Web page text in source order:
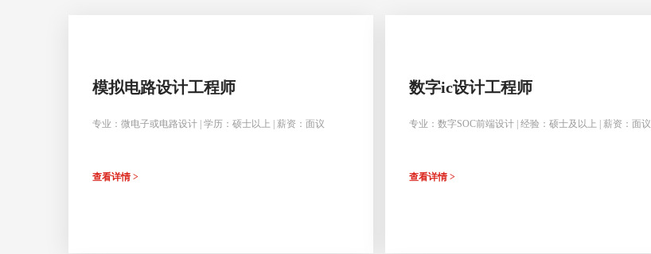
模拟电路设计工程师
专业：微电子或电路设计 | 学历：硕士以上 | 薪资：面议
查看详情 >
数字ic设计工程师
专业：数字SOC前端设计 | 经验：硕士及以上 | 薪资：面议
查看详情 >